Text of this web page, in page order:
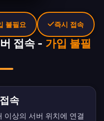
접속 - 가입 불필
속
이상의 서버 위치에 연결
불필요 즉시 접속